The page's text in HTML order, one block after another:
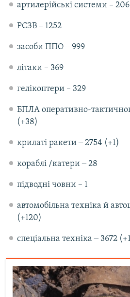
артилерійські системи –
РСЗВ – 1252
засоби ППО ‒ 999
літаки – 369
гелікоптери – 329
БПЛА оперативно-
(+38)
крилаті ракети ‒ 2754 (+1)
кораблі /катери ‒ 28
підводні човни – 1
автомобільна техніка й
(+120)
спеціальна техніка ‒ 3672